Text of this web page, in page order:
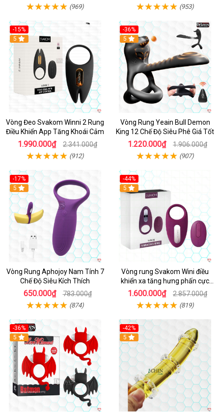
(969) (953)
-15%
Hot
5
Vòng Đeo Svakom Winni 2 Rung
Điều Khiển App Tăng Khoái Cảm
1.990.000₫ 2.341.000₫
(912)
-36%
Hot
5
Vòng Rung Yeain Bull Demon
King 12 Chế Độ Siêu Phê Giá Tốt
1.220.000₫ 1.906.000₫
(907)
-17%
Hot
5
Vòng Rung Aphojoy Nam Tính 7
Chế Độ Siêu Kích Thích
650.000₫ 783.000₫
(874)
-44%
5
Vòng rung Svakom Wini điều
khiển xa tăng hưng phấn cực
đỉnh
1.600.000₫ 2.857.000₫
(819)
-36%
5
-42%
5